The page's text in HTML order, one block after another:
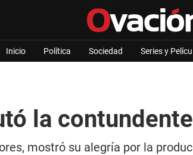
Inicio Política Sociedad Series y
la
mostró su alegría por la